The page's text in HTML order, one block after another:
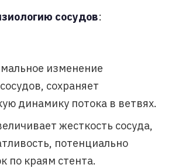
сосудов:
изменение
сохраняет
динамику потока в ветвях.
жесткость сосуда,
потенциально
по краям стента.